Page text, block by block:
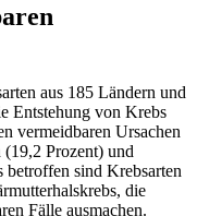
aus 185 Ländern und
Entstehung von Krebs
vermeidbaren Ursachen
Prozent) und
sind Krebsarten
die
Fälle ausmachen.